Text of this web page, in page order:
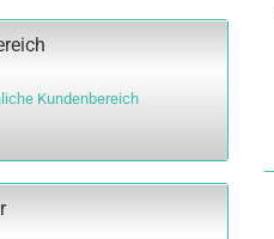
Schriftzug
Kundenbereich